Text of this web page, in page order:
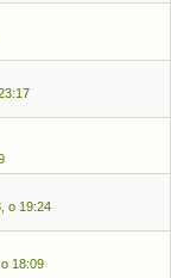
o 19:24
18:09